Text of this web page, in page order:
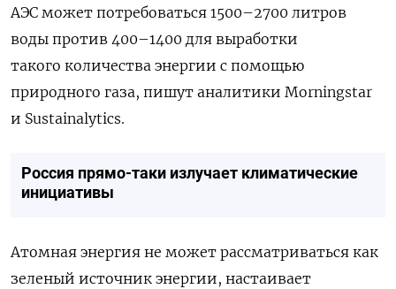
АЭС может потребоваться 1500–2700 литров
воды против 400–1400 для выработки
такого количества энергии с помощью
природного газа, пишут аналитики Morningstar
и Sustainalytics.
Россия прямо-таки излучает климатические
инициативы
Атомная энергия не может рассматриваться как
зеленый источник энергии, настаивает